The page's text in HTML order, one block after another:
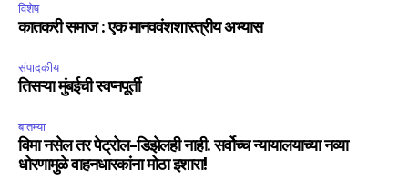
विशेष
कातकरी समाज : एक मानववंशशास्त्रीय अभ्यास
संपादकीय
तिसऱ्या मुंबईची स्वप्नपूर्ती
बातम्या
विमा नसेल तर पेट्रोल-डिझेलही नाही. सर्वोच्च न्यायालयाच्या नव्या
धोरणामुळे वाहनधारकांना मोठा इशारा!